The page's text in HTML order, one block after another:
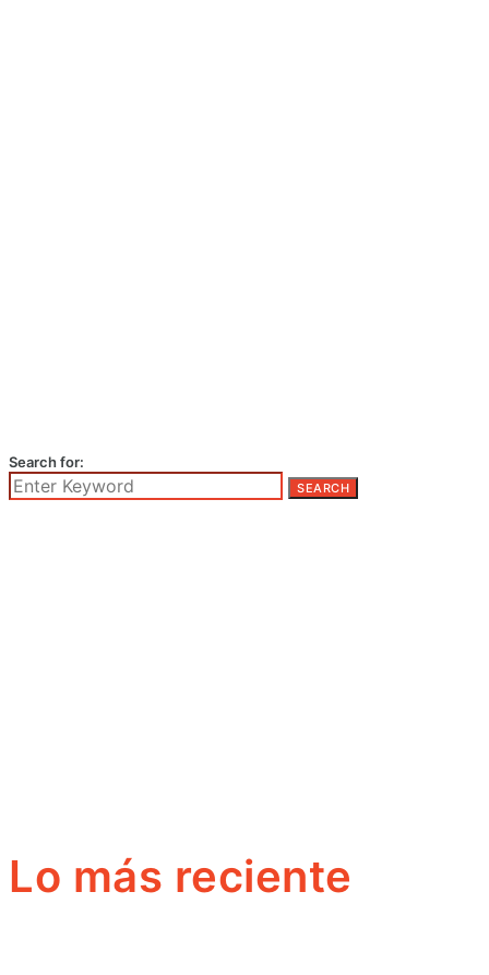
Search for:
SEARCH
Lo más reciente